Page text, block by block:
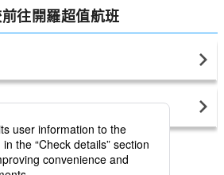
往開羅超值航班